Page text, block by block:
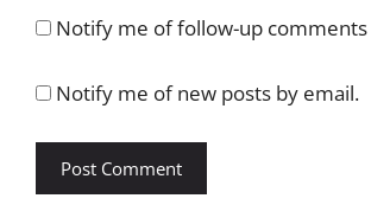
Notify me of follow-up
Notify me of new posts by email.